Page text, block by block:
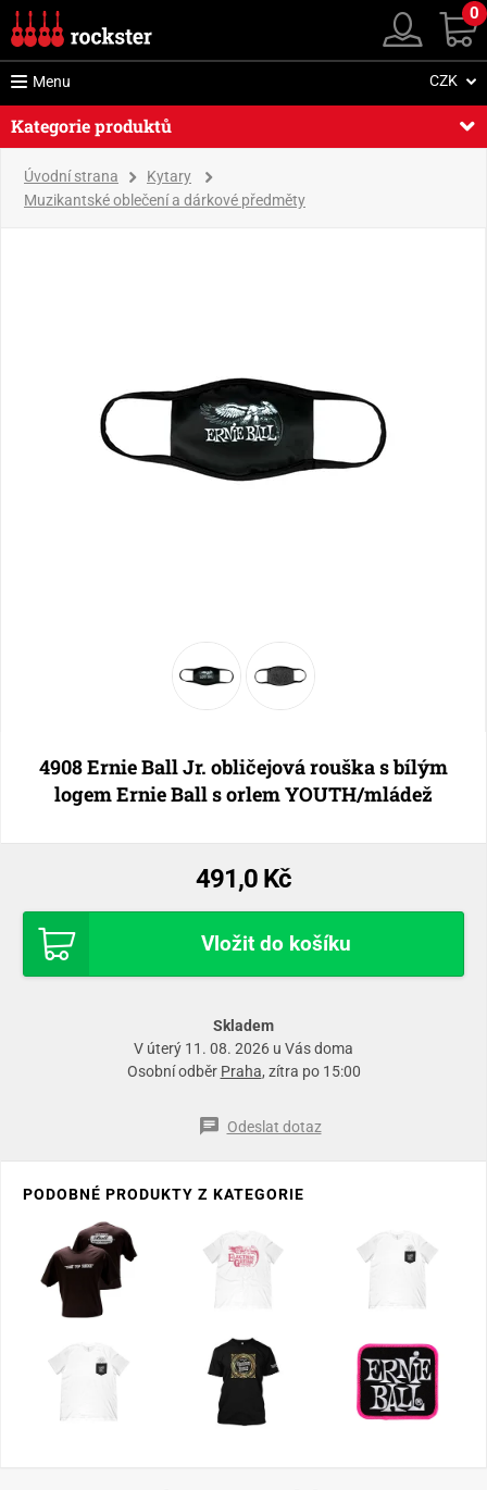
0
Menu CZK
Kategorie produktů
Úvodní strana
Kytary
Muzikantské oblečení a dárkové předměty
4908 Ernie Ball Jr. obličejová rouška s bílým
logem Ernie Ball s orlem YOUTH/mládež
491,0 Kč
Vložit do košíku
Skladem
V úterý 11. 08. 2026 u Vás doma
Osobní odběr Praha, zítra po 15:00
Odeslat dotaz
PODOBNÉ PRODUKTY Z KATEGORIE